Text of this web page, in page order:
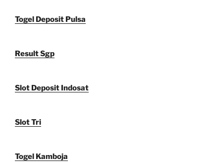
Togel Deposit Pulsa
Result Sgp
Slot Deposit Indosat
Slot Tri
Togel Kamboja